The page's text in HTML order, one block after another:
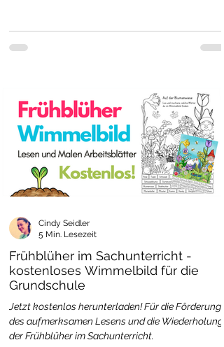
Frühblüher im Sachunterricht -
kostenloses Wimmelbild für die
Grundschule
Jetzt kostenlos herunterladen! Für die Förderung
des aufmerksamen Lesens und die Wiederholung
der Frühblüher im Sachunterricht.
Cindy Seidler
5 Min. Lesezeit